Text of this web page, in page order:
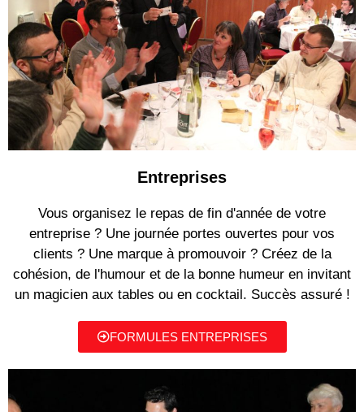
Entreprises
Vous organisez le repas de fin d'année de votre
entreprise ? Une journée portes ouvertes pour vos
clients ? Une marque à promouvoir ? Créez de la
cohésion, de l'humour et de la bonne humeur en invitant
un magicien aux tables ou en cocktail. Succès assuré !
FORMULES ENTREPRISES